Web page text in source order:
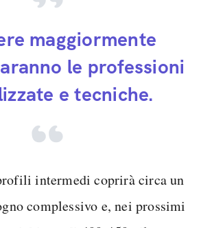
maggiormente
le professioni
e tecniche.
intermedi coprirà circa un
complessivo e, nei prossimi